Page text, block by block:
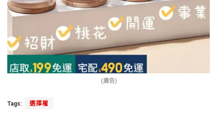
(廣告)
Tags: 選擇權